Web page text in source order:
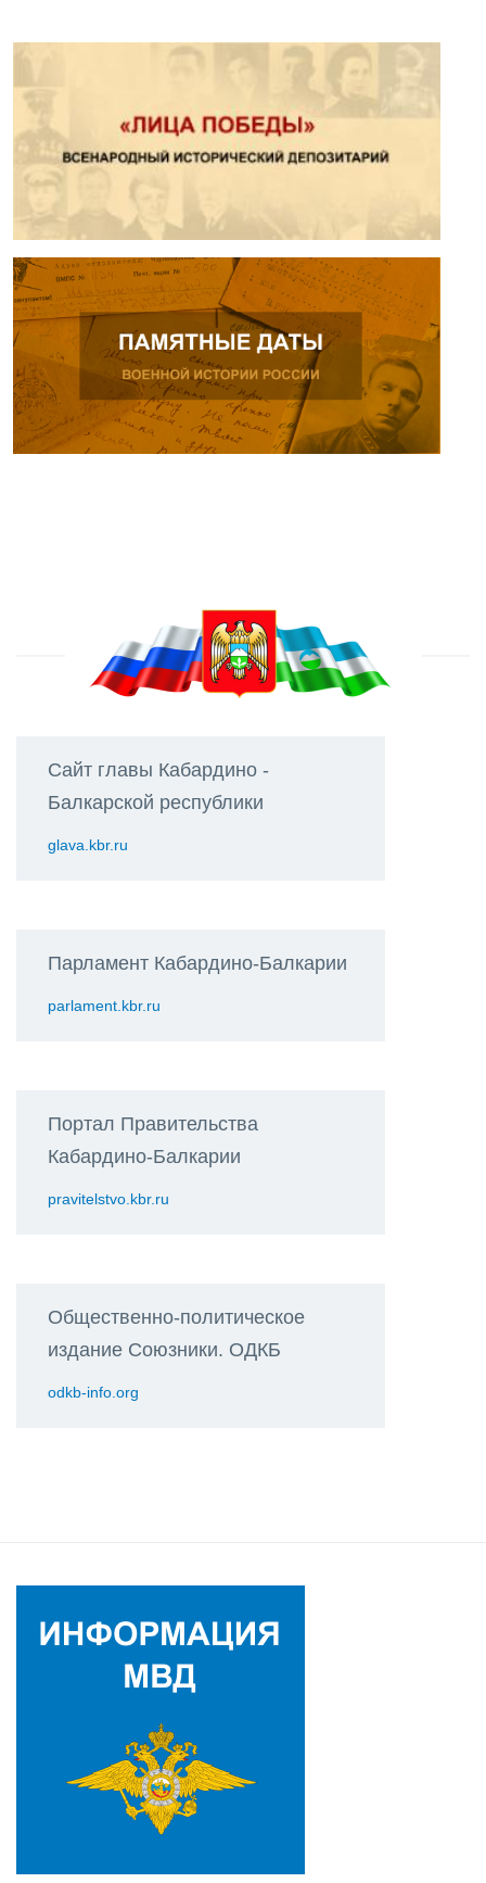
Сайт главы Кабардино -
Балкарской республики
glava.kbr.ru
Парламент Кабардино-Балкарии
parlament.kbr.ru
Портал Правительства
Кабардино-Балкарии
pravitelstvo.kbr.ru
Общественно-политическое
издание Союзники. ОДКБ
odkb-info.org